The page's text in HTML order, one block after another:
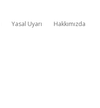
Yasal Uyarı Hakkımızda